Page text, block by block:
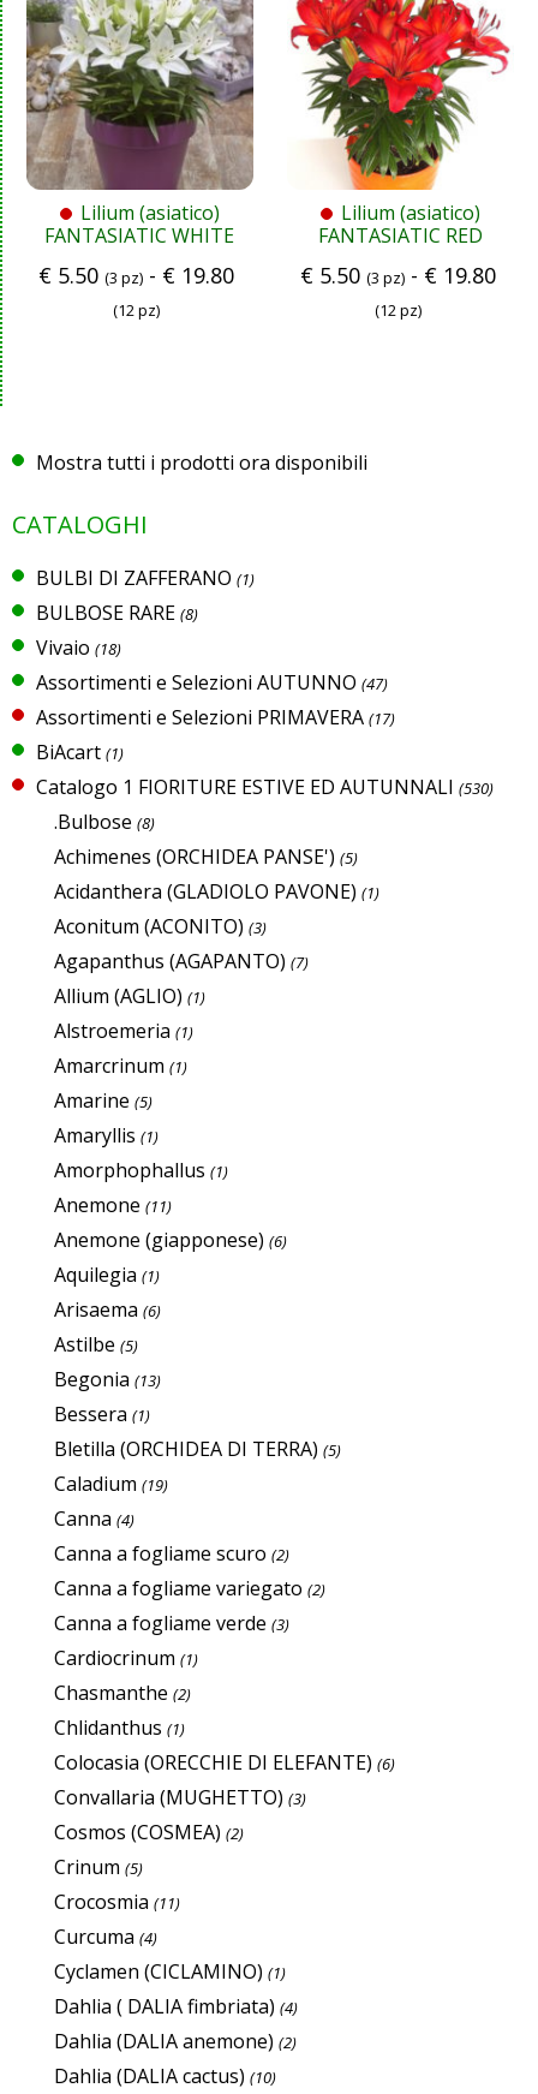
Lilium (asiatico)
FANTASIATIC WHITE
€ 5.50 (3 pz) - € 19.80
(12 pz)
Lilium (asiatico)
FANTASIATIC RED
€5.50 (3 pz)- €19.80
(12 pz)
Mostra tutti i prodotti ora disponibili
CATALOGHI
BULBI DI ZAFFERANO (1)
BULBOSE RARE (8)
Vivaio (18)
Assortimenti e Selezioni AUTUNNO (47)
Assortimenti e Selezioni PRIMAVERA (17)
BiAcart (1)
Catalogo 1 FIORITURE ESTIVE ED AUTUNNALI (530)
.Bulbose (8)
Achimenes (ORCHIDEA PANSE') (5)
Acidanthera (GLADIOLO PAVONE) (1)
Aconitum (ACONITO) (3)
Agapanthus (AGAPANTO) (7)
Allium (AGLIO) (1)
Alstroemeria (1)
Amarcrinum (1)
Amarine (5)
Amaryllis (1)
Amorphophallus (1)
Anemone (11)
Anemone (giapponese) (6)
Aquilegia (1)
Arisaema (6)
Astilbe (5)
Begonia (13)
Bessera (1)
Bletilla (ORCHIDEA DI TERRA) (5)
Caladium (19)
Canna (4)
Canna a fogliame scuro (2)
Canna a fogliame variegato (2)
Canna a fogliame verde (3)
Cardiocrinum (1)
Chasmanthe (2)
Chlidanthus (1)
Colocasia (ORECCHIE DI ELEFANTE) (6)
Convallaria (MUGHETTO) (3)
Cosmos (COSMEA) (2)
Crinum (5)
Crocosmia (11)
Curcuma (4)
Cyclamen (CICLAMINO) (1)
Dahlia ( DALIA fimbriata) (4)
Dahlia (DALIA anemone) (2)
Dahlia (DALIA cactus) (10)